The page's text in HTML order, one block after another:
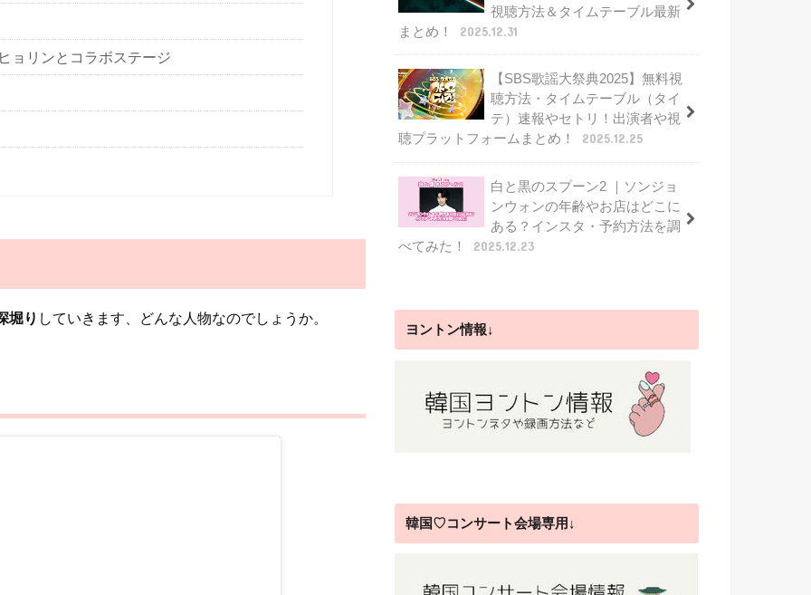
ョリンとコラボステージ
堀り していきます、どんな人物なのでしょうか。
視聴方法＆タイムテーブル最新
まとめ！
2025.12.31
【SBS歌謡大祭典2025】無料視
聴方法・タイムテーブル（タイ
テ）速報やセトリ！出演者や視
聴プラットフォームまとめ！
2025.12.25
白と黒のスプーン2 ｜ソンジョ
ンウォンの年齢やお店はどこに
ある？インスタ・予約方法を調
べてみた！
2025.12.23
ヨントン情報↓
韓国♡コンサート会場専用↓